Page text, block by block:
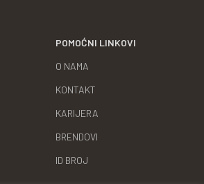
POMOĆNI LINKOVI
O NAMA
KONTAKT
KARIJERA
BRENDOVI
ID BROJ